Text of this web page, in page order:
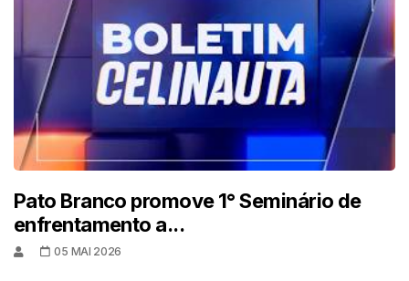
Pato Branco promove 1° Seminário de
enfrentamento a...
05 MAI 2026